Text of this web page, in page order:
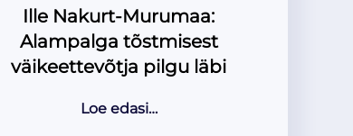
Ille Nakurt-Murumaa:
Alampalga tõstmisest
väikeettevõtja pilgu läbi
Loe edasi…